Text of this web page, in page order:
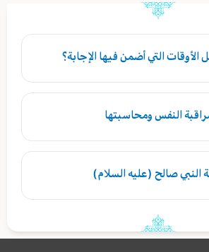
التي أضمن فيها الإجابة؟
النفس ومحاسبتها
النبي صالح (عليه السلام)